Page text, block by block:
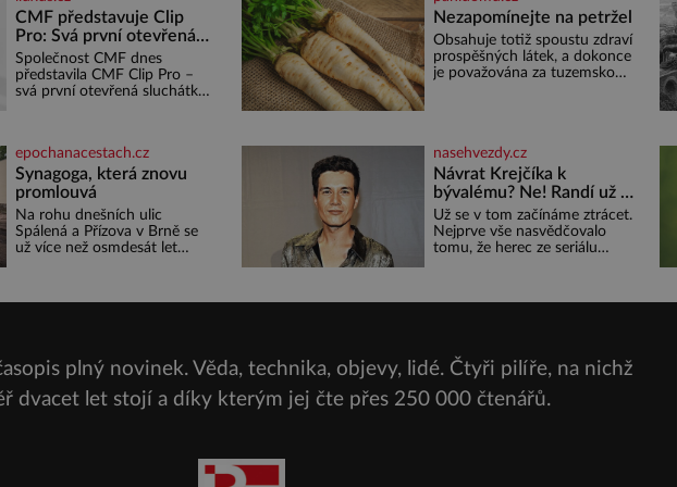
dechberoucí útesy. Druhý
největší italský ostrov o
velikosti přibližně jedné
třetiny České republiky vás
ohromí nejen svými plážemi s
bílým pískem jako v Karibiku,
luxusem.Zjistěte,
lilku.
CMF představuje Clip
Pro: Svá první otevřená
sluchátka
Společnost CMF dnes
představila CMF Clip Pro –
svá první otevřená sluchátka,
zní. CMF Clip Pro jsou
navržena pro lid
Nezapomínejte na petržel
Obsahuje totiž spoustu zdraví
prospěšných látek, a dokonce
je považována za tuzemskou
velké množství vitamínu C
(nejvíce ho má nať, dokonce
třikrát více než pomeranč, v
kořeni je také, ale je ho
desetkrát méně), a kyselinu
listovou. Ale
epochanacestach.cz
Synagoga, která znovu
promlouvá
Na rohu dnešních ulic
Spálená a Přízova v Brně se
už více než osmdesát let
desetiletí symbolem
sebevědomé a prosperující
židovské komunity. Brněnská
Velká synagoga byla
nasehvezdy.cz
Návrat Krejčíka k
bývalému? Ne! Randí už s
jiným!
Už se v tom začínáme ztrácet.
Nejprve vše nasvědčovalo
tomu, že herec ze seriálu
plný novinek. Věda, technika, objevy, lidé. Čtyři pilíře, na nichž
dvacet let stojí a díky kterým jej čte přes 250 000 čtenářů.